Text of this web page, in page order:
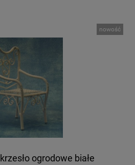
ogrodowe białe
nowość